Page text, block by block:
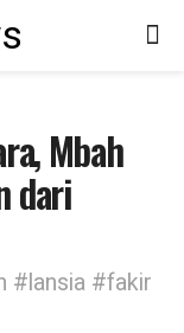
Mbah
dari
#lansia #fakir